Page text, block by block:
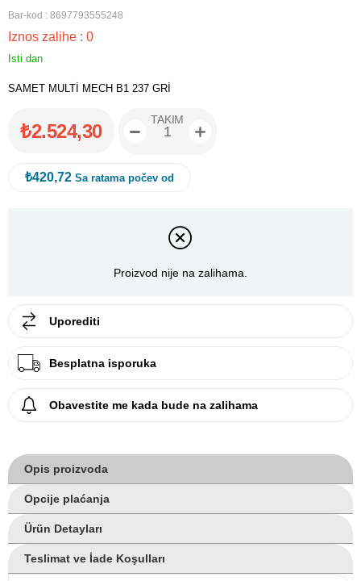
Bar-kod : 8697793555248
Iznos zalihe : 0
Isti dan
SAMET MULTİ MECH B1 237 GRİ
₺2.524,30
TAKIM
₺420,72 Sa ratama počev od
Proizvod nije na zalihama.
Uporediti
Besplatna isporuka
Obavestite me kada bude na zalihama
Opis proizvoda
Opcije plaćanja
Ürün Detayları
Teslimat ve İade Koşulları